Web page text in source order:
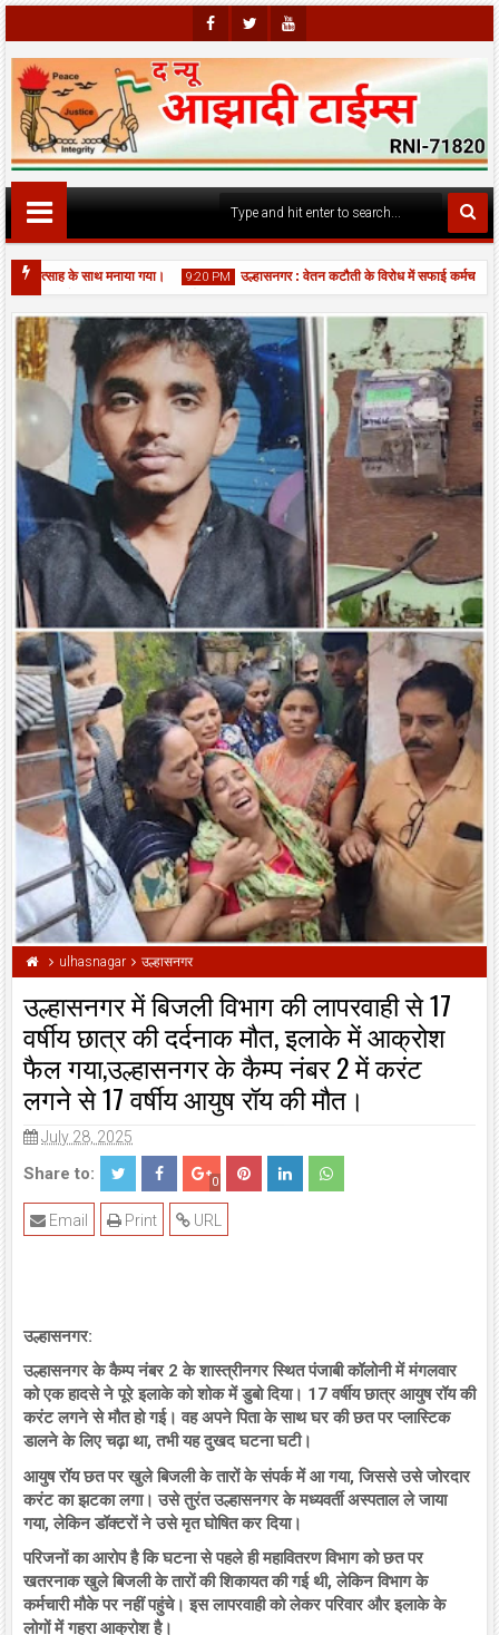
Faceb
Ook
Twitte
R
Youtu
Be
उत्साह के साथ मनाया गया। 9:20 PM
06 Aug
2026
उल्हासनगर : वेतन कटौती के विरोध में सफाई कर्मचारियों
मंदिर में भव्य महाआरती, श्रद्धालुओं की उमड़ी भीड़।
ulhasnagar उल्हासनगर
उल्हासनगर में बिजली विभाग की लापरवाही से 17
वर्षीय छात्र की दर्दनाक मौत, इलाके में आक्रोश
फैल गया,उल्हासनगर के कैम्प नंबर 2 में करंट
लगने से 17 वर्षीय आयुष रॉय की मौत।
July 28, 2025
Share to: 0
URL
Print
Email
उल्हासनगर:
उल्हासनगर के कैम्प नंबर 2 के शास्त्रीनगर स्थित पंजाबी कॉलोनी में मंगलवार
को एक हादसे ने पूरे इलाके को शोक में डुबो दिया। 17 वर्षीय छात्र आयुष रॉय की
करंट लगने से मौत हो गई। वह अपने पिता के साथ घर की छत पर प्लास्टिक
डालने के लिए चढ़ा था, तभी यह दुखद घटना घटी।
आयुष रॉय छत पर खुले बिजली के तारों के संपर्क में आ गया, जिससे उसे जोरदार
करंट का झटका लगा। उसे तुरंत उल्हासनगर के मध्यवर्ती अस्पताल ले जाया
गया, लेकिन डॉक्टरों ने उसे मृत घोषित कर दिया।
परिजनों का आरोप है कि घटना से पहले ही महावितरण विभाग को छत पर
खतरनाक खुले बिजली के तारों की शिकायत की गई थी, लेकिन विभाग के
कर्मचारी मौके पर नहीं पहुंचे। इस लापरवाही को लेकर परिवार और इलाके के
लोगों में गहरा आक्रोश है।